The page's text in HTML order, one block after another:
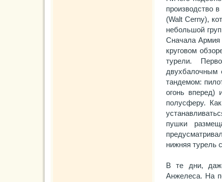
производство
(Walt Cerny),
небольшой
Сначала Армия
круговом
турели.
двухбалочным
тандемом:
огонь вперед)
полусферу.
пушки
нижняя турель
В те дни,
Анжелеса. На